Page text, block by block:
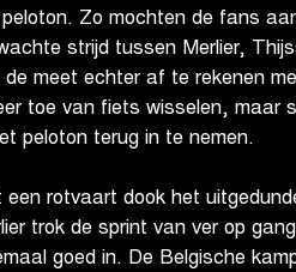
Zo mochten de fans
strijd tussen Merlier,
de meet echter af te rekenen
toe van fiets wisselen, maar
peloton terug in te nemen.
een rotvaart dook het
trok de sprint van ver op
goed in. De Belgische